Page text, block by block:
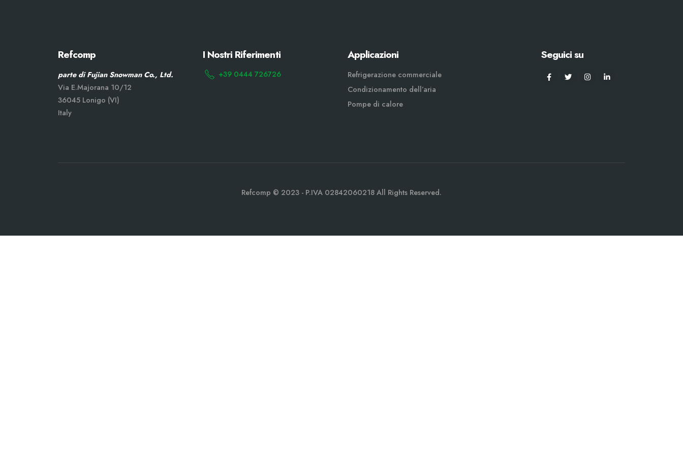
Refcomp
parte di Fujian Snowman Co., Ltd.
Via E.Majorana 10/12
36045 Lonigo (VI)
Italy
I Nostri Riferimenti
+39 0444 726726
Applicazioni
Refrigerazione commerciale
Condizionamento dell’aria
Pompe di calore
Seguici su
Refcomp © 2023 - P.IVA 02842060218 All Rights Reserved.